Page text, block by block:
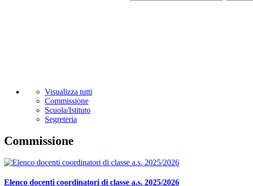
Visualizza tutti
Commissione
Scuola/Istituto
Segreteria
Commissione
Elenco docenti coordinatori di classe a.s. 2025/2026